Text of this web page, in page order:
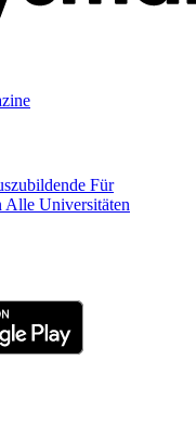
Für
Alle Universitäten